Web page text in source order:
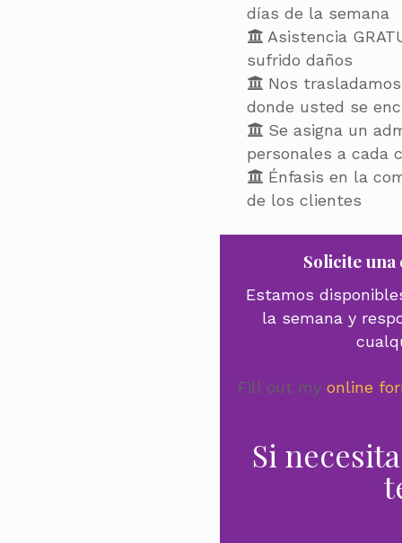
días de la semana
Asistencia
sufrido daños
Nos
donde usted se
Se asigna un
personales a cada
Énfasis en la
de los clientes
Solicite una
Estamos
la semana y
Fill out my online
Si